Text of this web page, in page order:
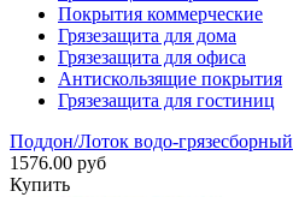
Покрытия коммерческие
Грязезащита для дома
Грязезащита для офиса
Антискользящие покрытия
Грязезащита для гостиниц
Поддон/Лоток водо-грязесборный
1576.00 руб
Купить